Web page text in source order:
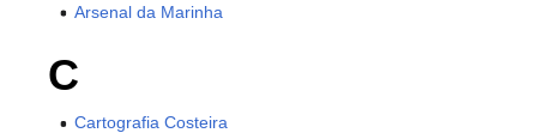
Arsenal da Marinha
C
Cartografia Costeira